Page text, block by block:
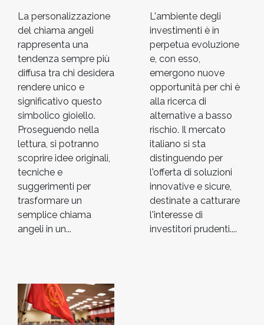
La personalizzazione
del chiama angeli
rappresenta una
tendenza sempre più
diffusa tra chi desidera
rendere unico e
significativo questo
simbolico gioiello.
Proseguendo nella
lettura, si potranno
scoprire idee originali,
tecniche e
suggerimenti per
trasformare un
semplice chiama
angeli in un...
L'ambiente degli
investimenti è in
perpetua evoluzione
e, con esso,
emergono nuove
opportunità per chi è
alla ricerca di
alternative a basso
rischio. Il mercato
italiano si sta
distinguendo per
l'offerta di soluzioni
innovative e sicure,
destinate a catturare
l'interesse di
investitori prudenti....